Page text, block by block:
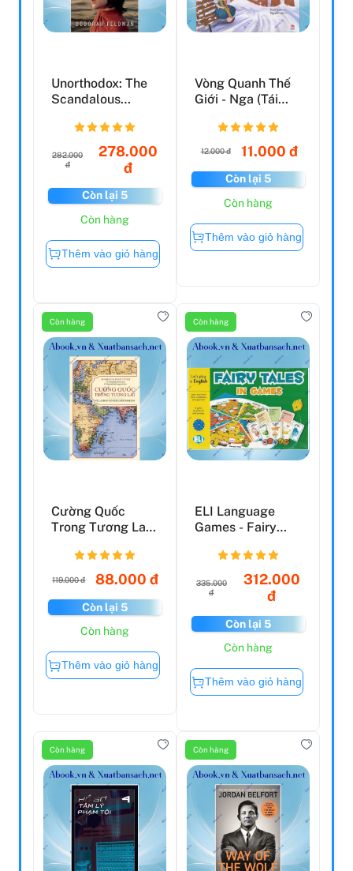
Unorthodox: The
Scandalous
Hasidic...
282.000
đ
278.000
đ
Còn lại 5
Còn hàng
Thêm vào giỏ hàng
Vòng Quanh Thế
Giới - Nga (Tái
12.000 đ 11.000 đ
Còn lại 5
Còn hàng
Thêm vào giỏ hàng
Còn hàng
Cường Quốc
Trong Tương Lai -
Giớ...
119.000 đ 88.000 đ
Còn lại 5
Còn hàng
Thêm vào giỏ hàng
Còn hàng
ELI Language
Games - Fairy
335.000
đ
312.000
đ
Còn lại 5
Còn hàng
Thêm vào giỏ hàng
Còn hàng Còn hàng